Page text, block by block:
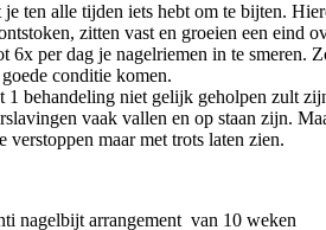
ten alle tijden iets hebt om te bijten.
zitten vast en groeien een eind
per dag je nagelriemen in te smeren.
conditie komen.
behandeling niet gelijk geholpen zult
vaak vallen en op staan zijn.
maar met trots laten zien.
nagelbijt arrangement van 10 weken